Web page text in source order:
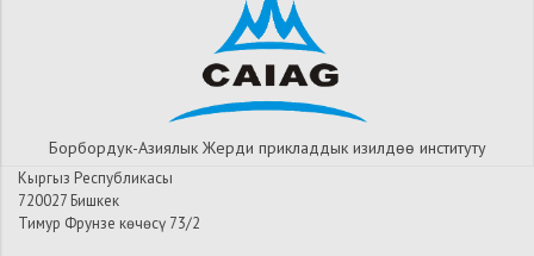
Борбордук-Азиялык Жерди прикладдык изилдѳѳ институту
Кыргыз Республикасы
720027 Бишкек
Тимур Фрунзе көчөсү 73/2